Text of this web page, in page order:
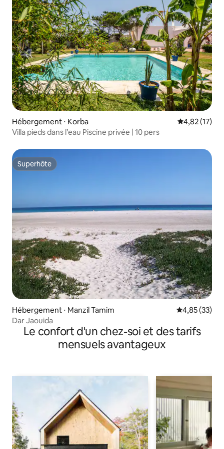
Hébergement ⋅ Korba Évaluation
4,82 (17)
Villa pieds dans l’eau Piscine privée | 10 pers
Superhôte
Superhôte
Hébergement ⋅ Manzil Tamim Évaluation
4,85 (33)
Dar Jaouida
Le confort d'un chez-soi et des tarifs
mensuels avantageux